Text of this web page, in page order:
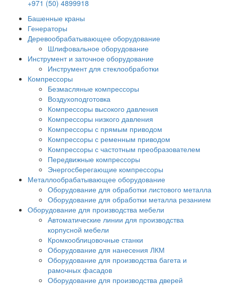
+971 (50) 4899918
Башенные краны
Генераторы
Деревообрабатывающее оборудование
Шлифовальное оборудование
Инструмент и заточное оборудование
Инструмент для стеклообработки
Компрессоры
Безмасляные компрессоры
Воздухоподготовка
Компрессоры высокого давления
Компрессоры низкого давления
Компрессоры с прямым приводом
Компрессоры с ременным приводом
Компрессоры с частотным преобразователем
Передвижные компрессоры
Энергосберегающие компрессоры
Металлообрабатывающее оборудование
Оборудование для обработки листового металла
Оборудование для обработки металла резанием
Оборудование для производства мебели
Автоматические линии для производства
корпусной мебели
Кромкооблицовочные станки
Оборудование для нанесения ЛКМ
Оборудование для производства багета и
рамочных фасадов
Оборудование для производства дверей